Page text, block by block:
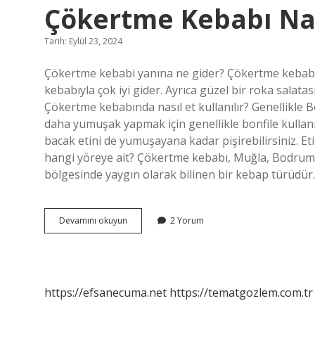
Çökertme Kebabı
Tarih: Eylül 23, 2024
Çökertme kebabi yanına ne gider? Çökertme
kebabıyla çok iyi gider. Ayrıca güzel bir roka
Çökertme kebabında nasıl et kullanılır?
daha yumuşak yapmak için genellikle bonfile
bacak etini de yumuşayana kadar pişirebilirsiniz.
hangi yöreye ait? Çökertme kebabı, Muğla,
bölgesinde yaygın olarak bilinen bir kebap
Devamını okuyun Çökertme
Kebabı
2 Yorum
https://efsanecuma.net https://tematgozlem.com.tr